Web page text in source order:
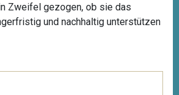
Zweifel gezogen, ob sie das
und nachhaltig unterstützen